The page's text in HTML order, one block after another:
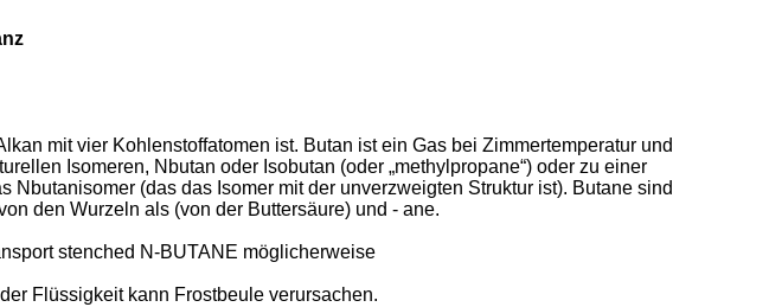
mit vier Kohlenstoffatomen ist. Butan ist ein Gas bei Zimmertemperatur und
Isomeren, Nbutan oder Isobutan (oder „methylpropane“) oder zu einer
Nbutanisomer (das das Isomer mit der unverzweigten Struktur ist). Butane sind
den Wurzeln als (von der Buttersäure) und - ane.
stenched N-BUTANE möglicherweise
Flüssigkeit kann Frostbeule verursachen.